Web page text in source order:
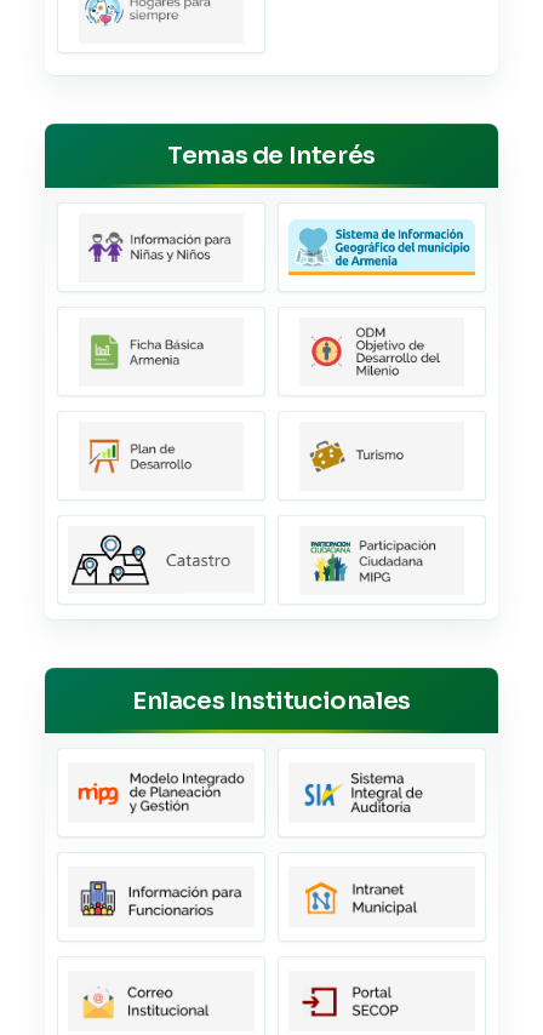
Temas de Interés
Enlaces Institucionales